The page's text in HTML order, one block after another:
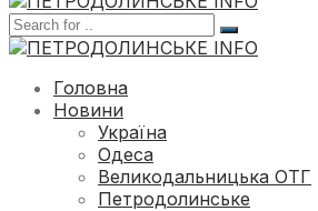
Головна
Новини
Україна
Одеса
Великодальницька ОТГ
Петродолинське